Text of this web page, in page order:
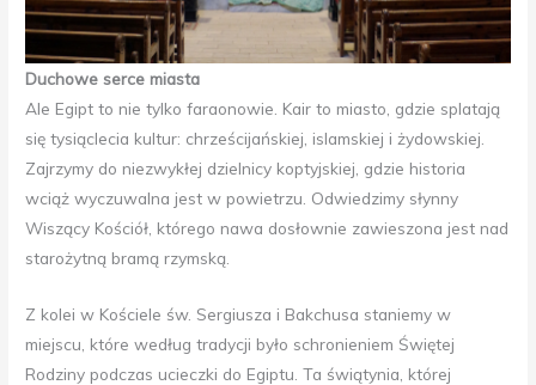
Duchowe serce miasta
Ale Egipt to nie tylko faraonowie. Kair to miasto, gdzie splatają
się tysiąclecia kultur: chrześcijańskiej, islamskiej i żydowskiej.
Zajrzymy do niezwykłej dzielnicy koptyjskiej, gdzie historia
wciąż wyczuwalna jest w powietrzu. Odwiedzimy słynny
Wiszący Kościół, którego nawa dosłownie zawieszona jest nad
starożytną bramą rzymską.
Z kolei w Kościele św. Sergiusza i Bakchusa staniemy w
miejscu, które według tradycji było schronieniem Świętej
Rodziny podczas ucieczki do Egiptu. Ta świątynia, której